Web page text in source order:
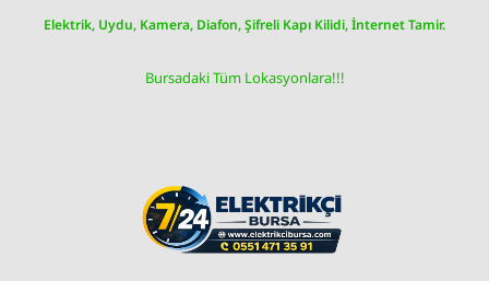
Elektrik, Uydu, Kamera, Diafon, Şifreli Kapı Kilidi, İnternet Tamir.
Bursadaki Tüm Lokasyonlara!!!